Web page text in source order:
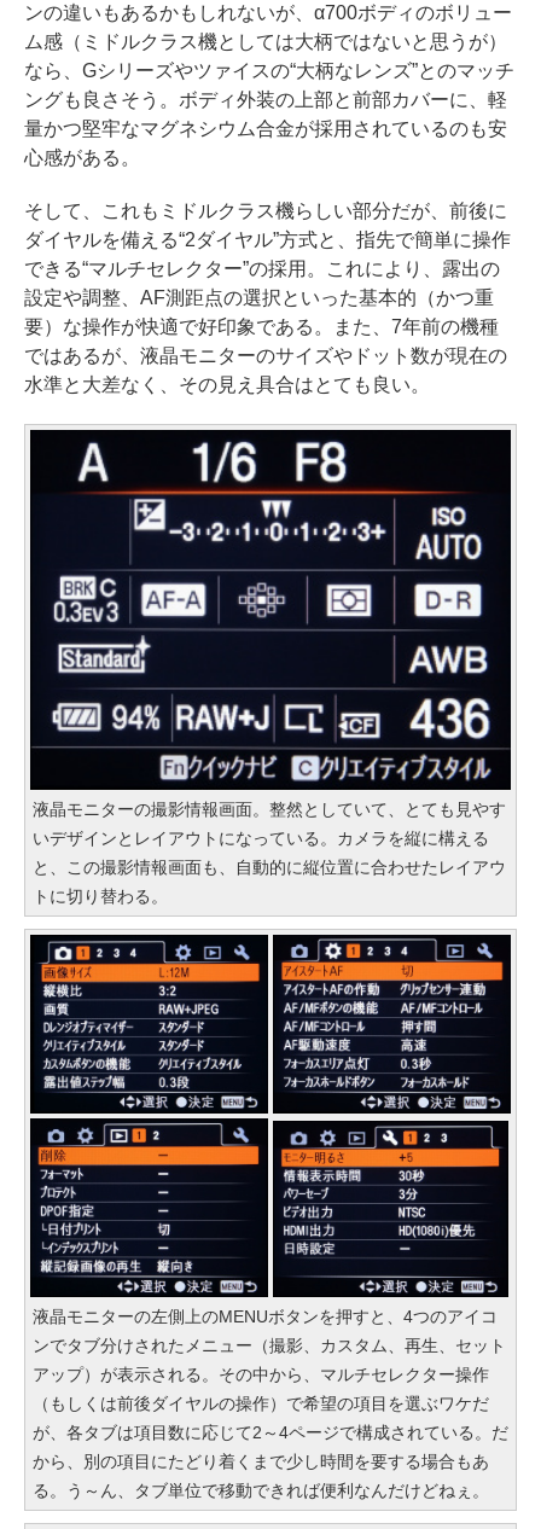
ンの違いもあるかもしれないが、α700ボディのボリュー
ム感（ミドルクラス機としては大柄ではないと思うが）
なら、Gシリーズやツァイスの“大柄なレンズ”とのマッチ
ングも良さそう。ボディ外装の上部と前部カバーに、軽
量かつ堅牢なマグネシウム合金が採用されているのも安
心感がある。
そして、これもミドルクラス機らしい部分だが、前後に
ダイヤルを備える“2ダイヤル”方式と、指先で簡単に操作
できる“マルチセレクター”の採用。これにより、露出の
設定や調整、AF測距点の選択といった基本的（かつ重
要）な操作が快適で好印象である。また、7年前の機種
ではあるが、液晶モニターのサイズやドット数が現在の
水準と大差なく、その見え具合はとても良い。
液晶モニターの撮影情報画面。整然としていて、とても見やす
いデザインとレイアウトになっている。カメラを縦に構える
と、この撮影情報画面も、自動的に縦位置に合わせたレイアウ
トに切り替わる。
液晶モニターの左側上のMENUボタンを押すと、4つのアイコ
ンでタブ分けされたメニュー（撮影、カスタム、再生、セット
アップ）が表示される。その中から、マルチセレクター操作
（もしくは前後ダイヤルの操作）で希望の項目を選ぶワケだ
が、各タブは項目数に応じて2～4ページで構成されている。だ
から、別の項目にたどり着くまで少し時間を要する場合もあ
る。う～ん、タブ単位で移動できれば便利なんだけどねぇ。